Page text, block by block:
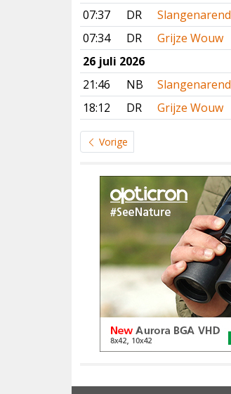
07:37
DR
Slangenarend
07:34
DR
Grijze Wouw
26 juli 2026
21:46
NB
Slangenarend
18:12
DR Grijze Wouw
Vorige